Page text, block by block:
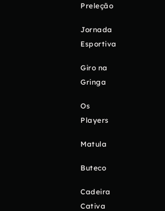
Preleção
Jornada
Esportiva
Giro na
Gringa
Os
Players
Matula
Buteco
Cadeira
Cativa